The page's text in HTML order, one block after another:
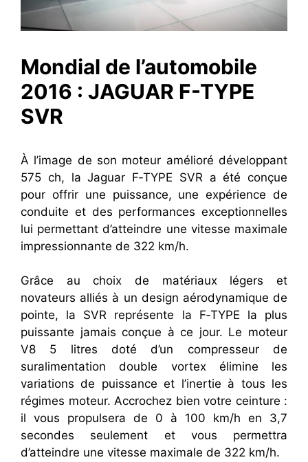
Mondial de l’automobile
2016 : JAGUAR F-TYPE
SVR
À l’image de son moteur amélioré développant
575 ch, la Jaguar F‑TYPE SVR a été conçue
pour offrir une puissance, une expérience de
conduite et des performances exceptionnelles
lui permettant d’atteindre une vitesse maximale
impressionnante de 322 km/h.
Grâce au choix de matériaux légers et
novateurs alliés à un design aérodynamique de
pointe, la SVR représente la F‑TYPE la plus
puissante jamais conçue à ce jour. Le moteur
V8 5 litres doté d’un compresseur de
suralimentation double vortex élimine les
variations de puissance et l’inertie à tous les
régimes moteur. Accrochez bien votre ceinture :
il vous propulsera de 0 à 100 km/h en 3,7
secondes seulement et vous permettra
d’atteindre une vitesse maximale de 322 km/h.